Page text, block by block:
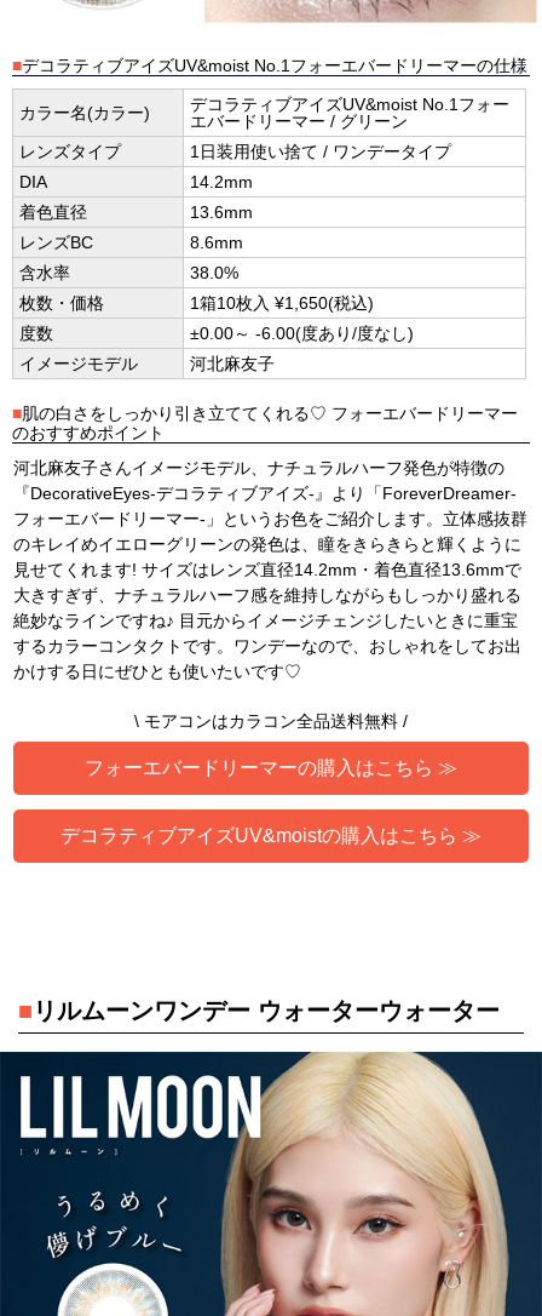
■デコラティブアイズUV&moist No.1フォーエバードリーマーの仕様
カラー名(カラー)
デコラティブアイズUV&moist No.1フォー
エバードリーマー / グリーン
レンズタイプ
1日装用使い捨て / ワンデータイプ
DIA
14.2mm
着色直径
13.6mm
レンズBC
8.6mm
含水率
38.0%
枚数・価格
1箱10枚入 ¥1,650(税込)
度数
±0.00～ -6.00(度あり/度なし)
イメージモデル
河北麻友子
■肌の白さをしっかり引き立ててくれる♡ フォーエバードリーマー
のおすすめポイント
河北麻友子さんイメージモデル、ナチュラルハーフ発色が特徴の
『DecorativeEyes-デコラティブアイズ-』より「ForeverDreamer-
フォーエバードリーマー-」というお色をご紹介します。立体感抜群
のキレイめイエローグリーンの発色は、瞳をきらきらと輝くように
見せてくれます! サイズはレンズ直径14.2mm・着色直径13.6mmで
大きすぎず、ナチュラルハーフ感を維持しながらもしっかり盛れる
絶妙なラインですね♪ 目元からイメージチェンジしたいときに重宝
するカラーコンタクトです。ワンデーなので、おしゃれをしてお出
かけする日にぜひとも使いたいです♡
\ モアコンはカラコン全品送料無料 /
フォーエバードリーマーの購入はこちら ≫
デコラティブアイズUV&moistの購入はこちら ≫
■ リルムーンワンデー ウォーターウォーター